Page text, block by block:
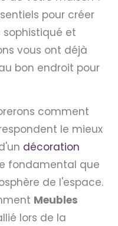
pour créer
et
vous ont déjà
bon endroit pour
comment
le mieux
décoration
fondamental que
de l'espace.
Meubles
lors de la